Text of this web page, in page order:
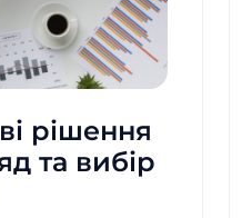
рішення
та вибір